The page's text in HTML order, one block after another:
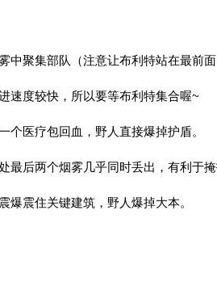
中聚集部队（注意让布利特站在最前面
速度较快，所以要等布利特集合喔~
个医疗包回血，野人直接爆掉护盾。
最后两个烟雾几乎同时丢出，有利于
爆震住关键建筑，野人爆掉大本。